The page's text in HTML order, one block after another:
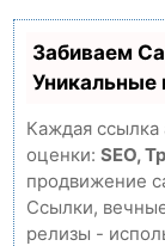
Забиваем
Уникальные
Каждая ссылка
оценки: SEO,
продвижение
Ссылки,
релизы -